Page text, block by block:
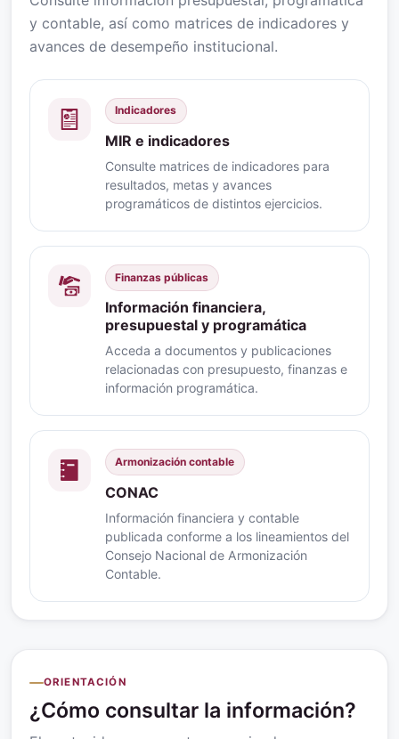
y contable, así como matrices de indicadores y
avances de desempeño institucional.
Indicadores
MIR e indicadores
Consulte matrices de indicadores para
resultados, metas y avances
programáticos de distintos ejercicios.
Finanzas públicas
Información financiera,
presupuestal y programática
Acceda a documentos y publicaciones
relacionadas con presupuesto, finanzas e
información programática.
Armonización contable
CONAC
Información financiera y contable
publicada conforme a los lineamientos del
Consejo Nacional de Armonización
Contable.
ORIENTACIÓN
¿Cómo consultar la información?